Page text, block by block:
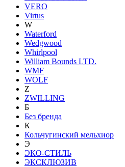
VERO
Virtus
W
Waterford
Wedgwood
Whirlpool
William Bounds LTD.
WMF
WOLF
Z
ZWILLING
Б
Без бренда
К
Кольчугинский мельхиор
Э
ЭКО-СТИЛЬ
ЭКСКЛЮЗИВ